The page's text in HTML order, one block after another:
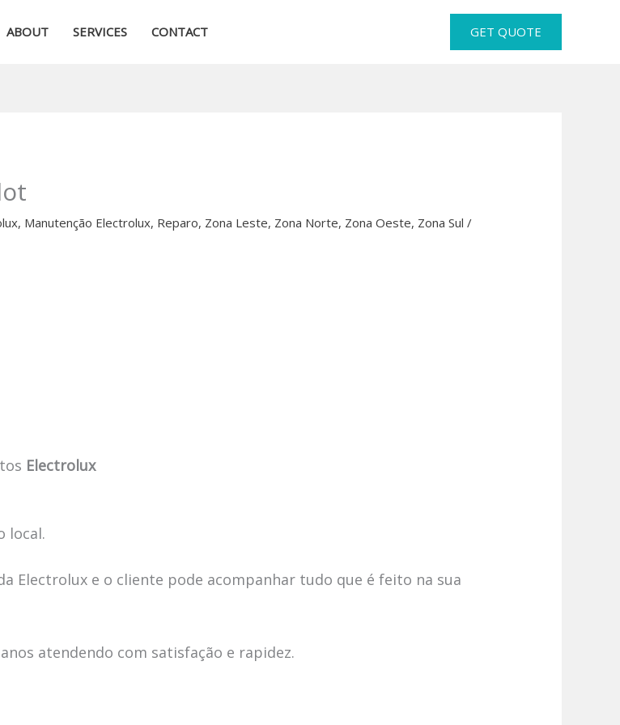
ABOUT SERVICES CONTACT GET QUOTE
, Manutenção Electrolux, Reparo, Zona Leste, Zona Norte, Zona Oeste, Zona Sul /
Electrolux
local.
Electrolux e o cliente pode acompanhar tudo que é feito na sua
atendendo com satisfação e rapidez.